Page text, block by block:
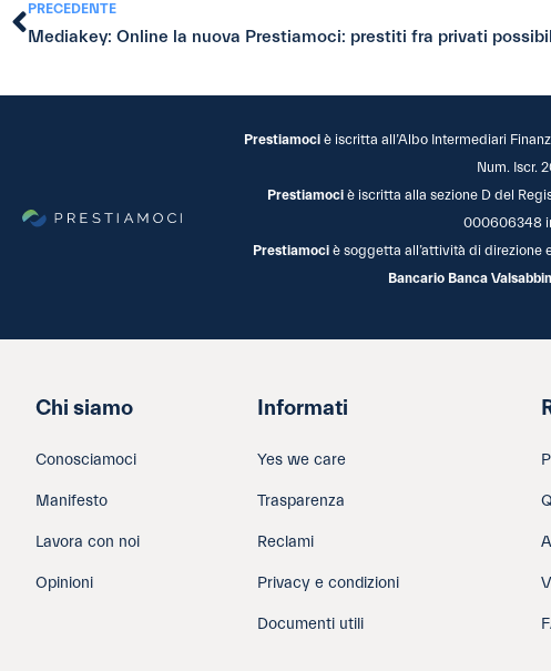
PRECEDENTE
Prestiamoci è iscritta all’Albo Intermediari
Num. Iscr.
Prestiamociè iscritta alla sezione D del
000606348
Prestiamociè soggetta all’attività di direzione
Bancario Banca
Chi siamo
Conosciamoci
Manifesto
Lavora con noi
Opinioni
Informati
Yes we care
Trasparenza
Reclami
Privacy e condizioni
Documenti utili